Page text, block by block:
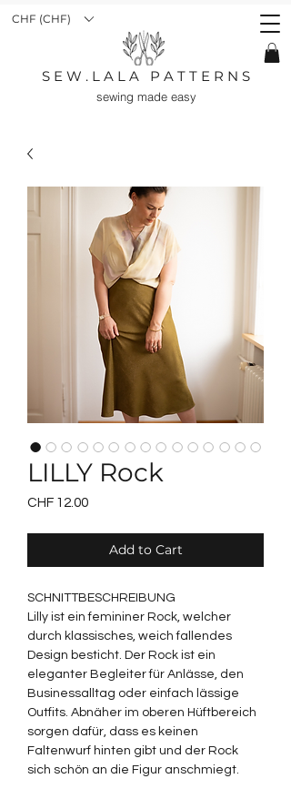
CHF (CHF)
S E W . L A L A P A T T E R N S
sewing made easy
LILLY Rock
CHF 12.00Price
Add to Cart
SCHNITTBESCHREIBUNG
Lilly ist ein femininer Rock, welcher
durch klassisches, weich fallendes
Design besticht. Der Rock ist ein
eleganter Begleiter für Anlässe, den
Businessalltag oder einfach lässige
Outfits. Abnäher im oberen Hüftbereich
sorgen dafür, dass es keinen
Faltenwurf hinten gibt und der Rock
sich schön an die Figur anschmiegt.